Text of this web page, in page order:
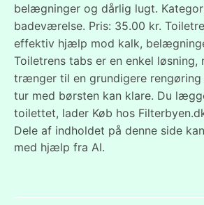
belægninger og dårlig lugt.
badeværelse. Pris: 35.00 kr.
effektiv hjælp mod kalk,
Toiletrens tabs er en enkel løsning,
trænger til en grundigere rengøring
tur med børsten kan klare. Du
toilettet, lader Køb hos
Dele af indholdet på denne side
med hjælp fra AI.